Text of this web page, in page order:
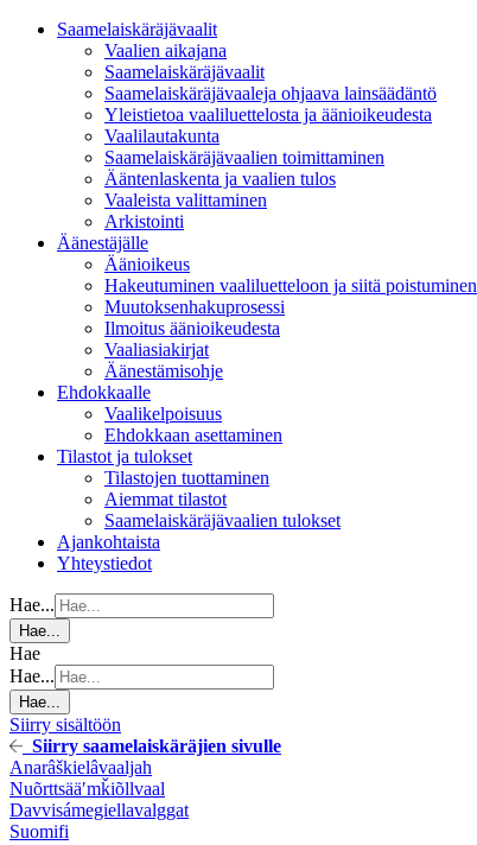
Saamelaiskäräjävaalit
Vaalien aikajana
Saamelaiskäräjävaalit
Saamelaiskäräjävaaleja ohjaava lainsäädäntö
Yleistietoa vaaliluettelosta ja äänioikeudesta
Vaalilautakunta
Saamelaiskäräjävaalien toimittaminen
Ääntenlaskenta ja vaalien tulos
Vaaleista valittaminen
Arkistointi
Äänestäjälle
Äänioikeus
Hakeutuminen vaaliluetteloon ja siitä poistuminen
Muutoksenhakuprosessi
Ilmoitus äänioikeudesta
Vaaliasiakirjat
Äänestämisohje
Ehdokkaalle
Vaalikelpoisuus
Ehdokkaan asettaminen
Tilastot ja tulokset
Tilastojen tuottaminen
Aiemmat tilastot
Saamelaiskäräjävaalien tulokset
Ajankohtaista
Yhteystiedot
Hae...
Hae...
Hae
Hae...
Hae...
Siirry sisältöön
Siirry saamelaiskäräjien sivulle
Anarâškielâvaaljah
Nuõrttsääʹmǩiõllvaal
Davvisámegiellavalggat
Suomifi